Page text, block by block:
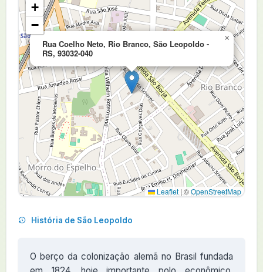
Rua Coelho Neto, Rio Branco, São Leopoldo -
RS, 93032-040
×
+
−
Leaflet | ©OpenStreetMap
História de São Leopoldo
O berço da colonização alemã no Brasil fundada